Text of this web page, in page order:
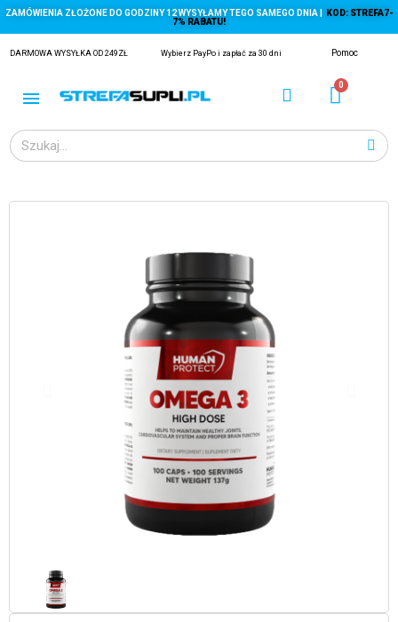
ZAMÓWIENIA ZŁOŻONE DO GODZINY 12 WYSYŁAMY TEGO SAMEGO DNIA |
KOD: STREFA7-
7% RABATU!
DARMOWA WYSYŁKA OD 249ZŁ Wybierz PayPo i zapłać za 30 dni Pomoc